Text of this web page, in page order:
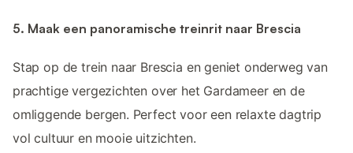
5. Maak een panoramische treinrit naar Brescia
Stap op de trein naar Brescia en geniet onderweg van
prachtige vergezichten over het Gardameer en de
omliggende bergen. Perfect voor een relaxte dagtrip
vol cultuur en mooie uitzichten.